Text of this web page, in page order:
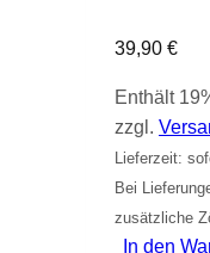
39,90 €
Enthält
zzgl.
Lieferzeit:
Bei
zusätzliche
In den